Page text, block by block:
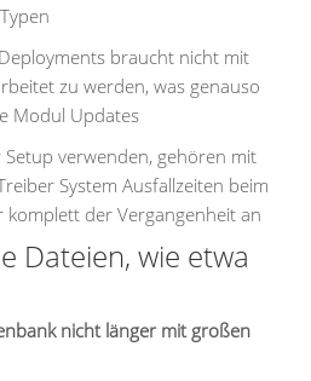
braucht nicht mit
zu werden, was genauso
Modul Updates
Setup verwenden, gehören mit
System Ausfallzeiten beim
der Vergangenheit an
Dateien, wie etwa
nicht länger mit großen